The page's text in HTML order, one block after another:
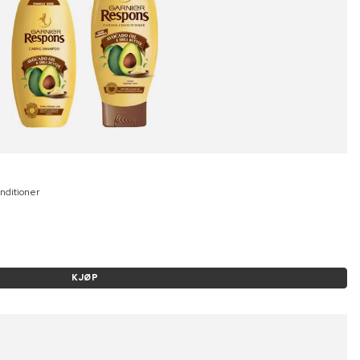
KJØP